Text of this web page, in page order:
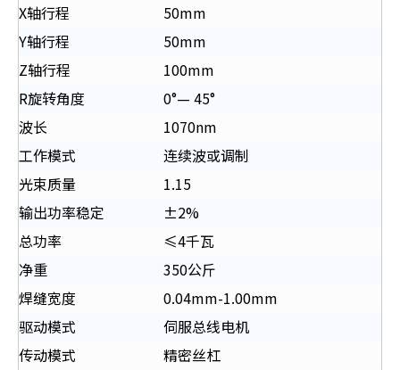
X轴行程
50mm
Y轴行程
50mm
Z轴行程
100mm
R旋转角度
0°— 45°
波长
1070nm
工作模式
连续波或调制
光束质量
1.15
输出功率稳定
±2%
总功率
≤4千瓦
净重
350公斤
焊缝宽度
0.04mm-1.00mm
驱动模式
伺服总线电机
传动模式
精密丝杠